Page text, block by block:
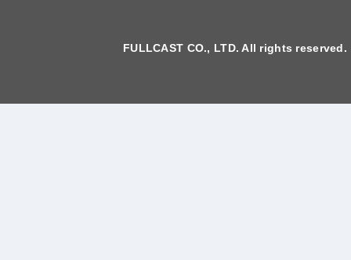
FULLCAST CO., LTD. All rights reserved.